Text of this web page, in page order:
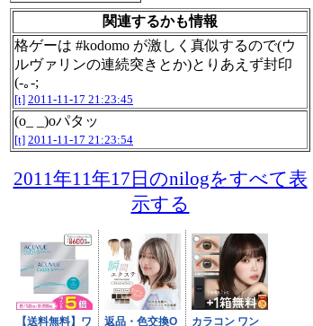
関連するかも情報
格ゲーは #kodomo が激しく真似するので(ウ
ルヴァリンの連続突きとか)とりあえず封印
(-｡-;
[t] 2011-11-17 21:23:45
(o_ _)oパタッ
[t] 2011-11-17 21:23:54
2011年11年17日のnilogをすべて表
示する